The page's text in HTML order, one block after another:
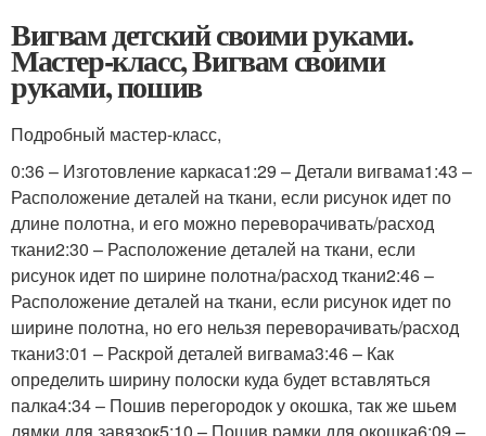
Вигвам детский своими руками.
Мастер-класс, Вигвам своими
руками, пошив
Подробный мастер-класс,
0:36 – Изготовление каркаса1:29 – Детали вигвама1:43 –
Расположение деталей на ткани, если рисунок идет по
длине полотна, и его можно переворачивать/расход
ткани2:30 – Расположение деталей на ткани, если
рисунок идет по ширине полотна/расход ткани2:46 –
Расположение деталей на ткани, если рисунок идет по
ширине полотна, но его нельзя переворачивать/расход
ткани3:01 – Раскрой деталей вигвама3:46 – Как
определить ширину полоски куда будет вставляться
палка4:34 – Пошив перегородок у окошка, так же шьем